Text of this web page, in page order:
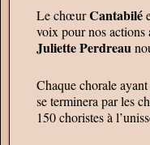
Le chœurCantabilé
voix pour nos actions
Juliette Perdreau
Chaque chorale
se terminera par les
150 choristes à